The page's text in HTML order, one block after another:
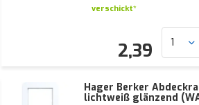
verschickt*
2,39
Hager Berker
lichtweiß glänzend